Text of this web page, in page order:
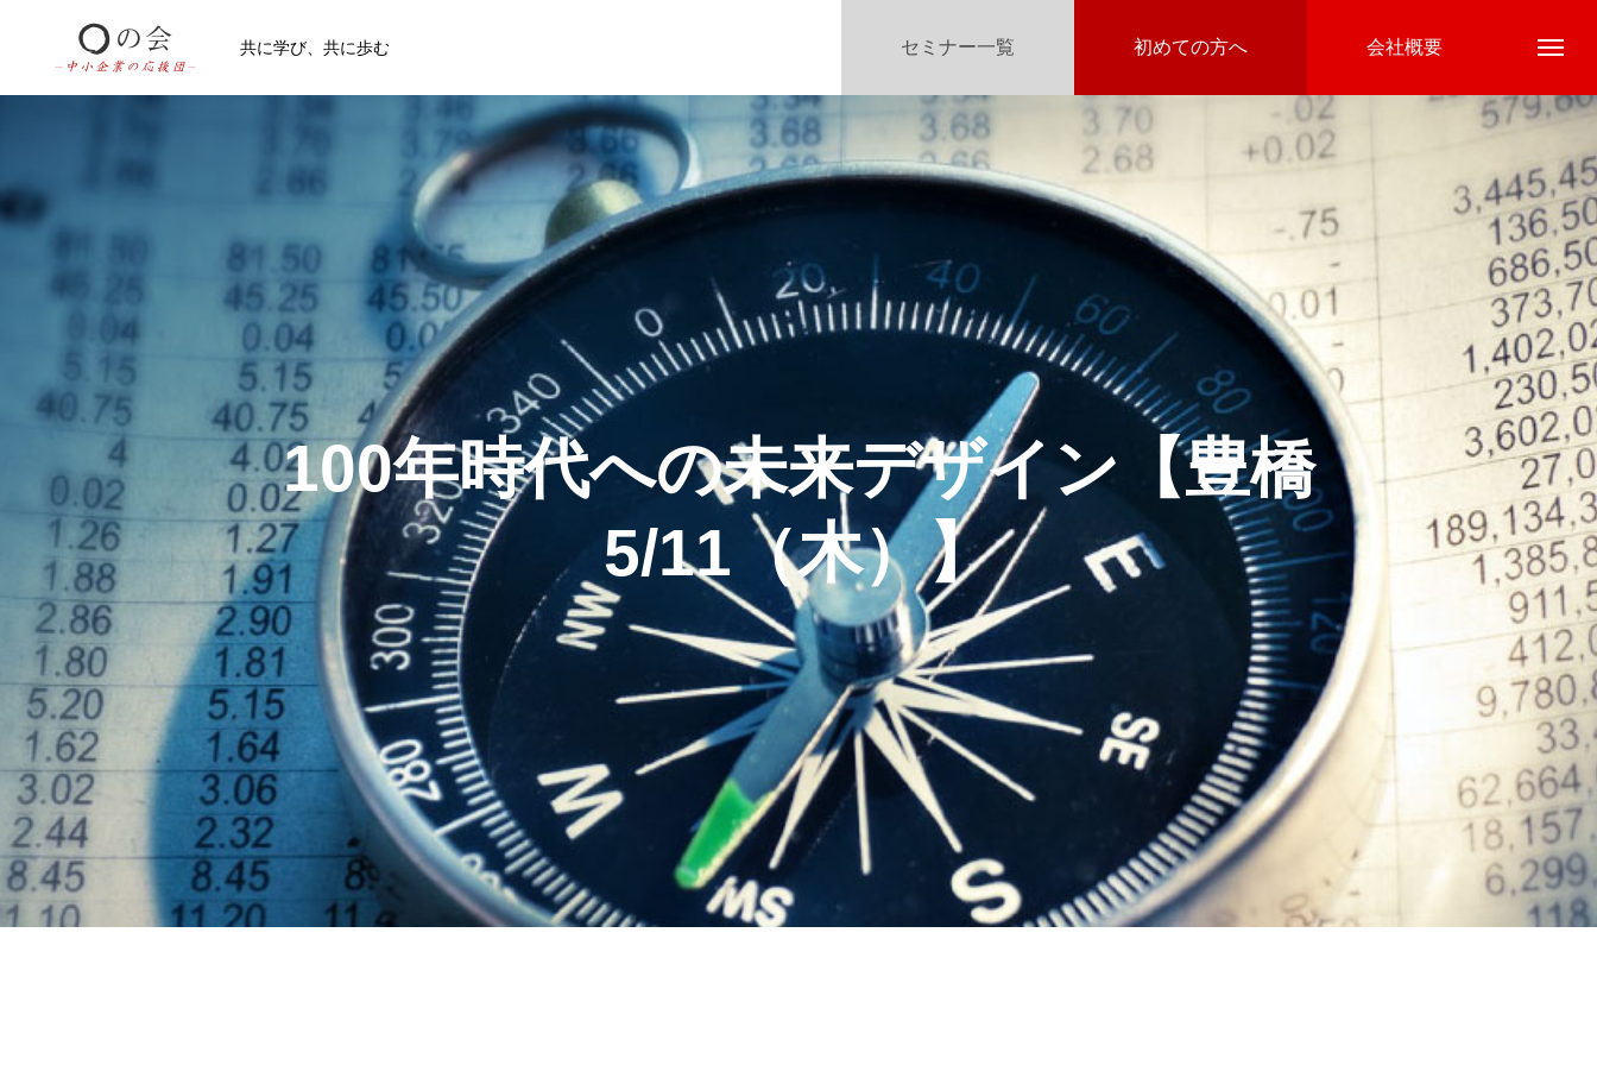
共に学び、共に歩む セミナー一覧 初めての方へ 会社概要
100年時代への未来デザイン【豊橋
5/11（木）】